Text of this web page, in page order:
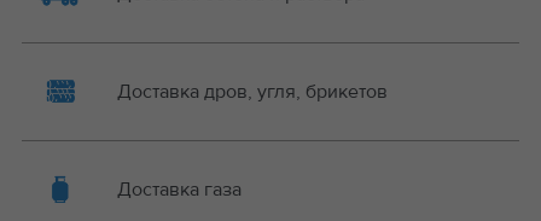
Доставка дров, угля, брикетов
Доставка газа